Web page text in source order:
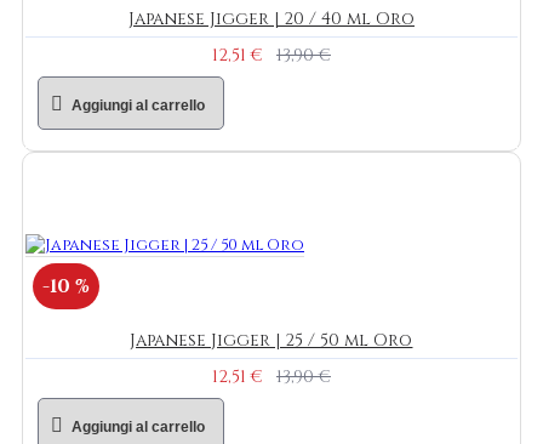
Japanese Jigger | 20 / 40 ml Oro
12,51 €
13,90 €
Aggiungi al carrello
-10 %
Japanese Jigger | 25 / 50 ml Oro
12,51 €
13,90 €
Aggiungi al carrello